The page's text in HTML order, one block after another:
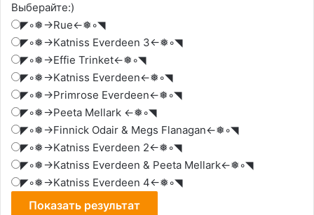
Выберайте:)
◤◦❅→Rue←❅◦◥
◤◦❅→Katniss Everdeen 3←❅◦◥
◤◦❅→Effie Trinket←❅◦◥
◤◦❅→Katniss Everdeen←❅◦◥
◤◦❅→Primrose Everdeen←❅◦◥
◤◦❅→Peeta Mellark ←❅◦◥
◤◦❅→Finnick Odair & Megs Flanagan←❅◦◥
◤◦❅→Katniss Everdeen 2←❅◦◥
◤◦❅→Katniss Everdeen & Peeta Mellark←❅◦◥
◤◦❅→Katniss Everdeen 4←❅◦◥